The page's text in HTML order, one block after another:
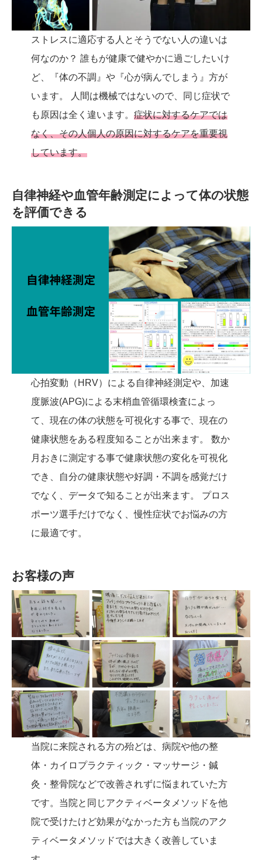
ストレスに適応する人とそうでない人の違いは
何なのか？ 誰もが健康で健やかに過ごしたいけ
ど、『体の不調』や『心が病んでしまう』方が
います。 人間は機械ではないので、同じ症状で
も原因は全く違います。 症状に対するケアでは
なく、その人個人の原因に対するケアを重要視
しています。
自律神経や血管年齢測定によって体の状態
を評価できる
心拍変動（HRV）による自律神経測定や、加速
度脈波(APG)による末梢血管循環検査によっ
て、現在の体の状態を可視化する事で、現在の
健康状態をある程度知ることが出来ます。 数か
月おきに測定する事で健康状態の変化を可視化
でき、自分の健康状態や好調・不調を感覚だけ
でなく、データで知ることが出来ます。 プロス
ポーツ選手だけでなく、慢性症状でお悩みの方
に最適です。
お客様の声
当院に来院される方の殆どは、病院や他の整
体・カイロプラクティック・マッサージ・鍼
灸・整骨院などで改善されずに悩まれていた方
です。当院と同じアクティベータメソッドを他
院で受けたけど効果がなかった方も当院のアク
ティベータメソッドでは大きく改善していま